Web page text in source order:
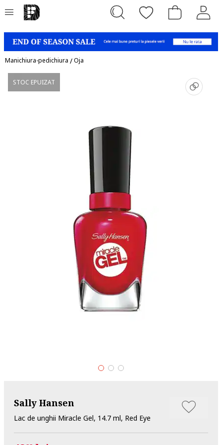
Manichiura-pedichiura /Oja
STOC EPUIZAT
Sally Hansen
Lac de unghii Miracle Gel, 14.7 ml, Red Eye